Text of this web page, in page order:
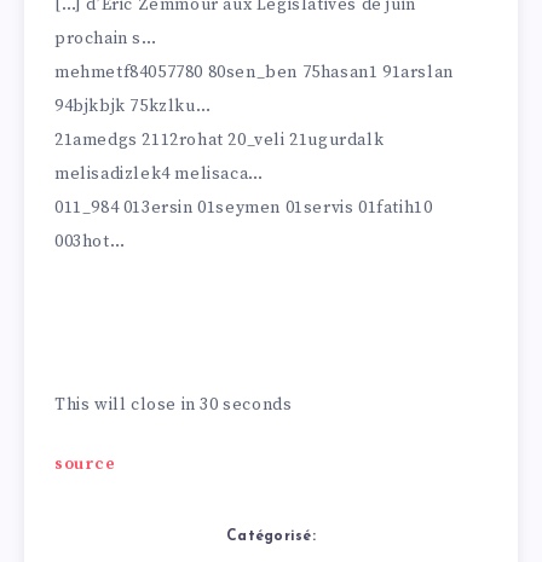
[…] d’Eric Zemmour aux Législatives de juin
prochain s…
mehmetf84057780 80sen_ben 75hasan1 91arslan
94bjkbjk 75kzlku…
21amedgs 2112rohat 20_veli 21ugurdalk
melisadizlek4 melisaca…
011_984 013ersin 01seymen 01servis 01fatih10
003hot…
This will close in30seconds
source
Catégorisé: